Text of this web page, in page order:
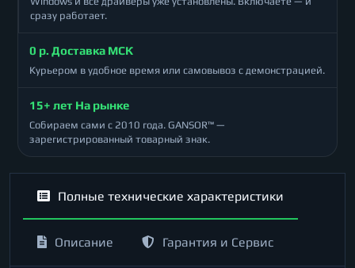
сразу работает.
0 р. Доставка МСК
Курьером в удобное время или самовывоз с демонстрацией.
15+ лет На рынке
Собираем сами с 2010 года. GANSOR™ —
зарегистрированный товарный знак.
Полные технические характеристики
Описание Гарантия и Сервис